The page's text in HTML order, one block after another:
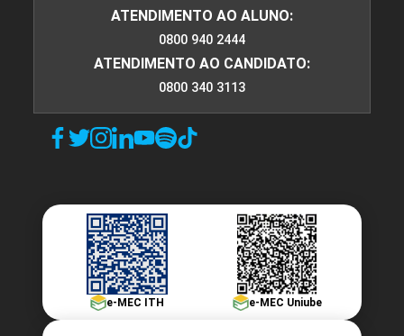
ATENDIMENTO AO ALUNO:
0800 940 2444
ATENDIMENTO AO CANDIDATO:
0800 340 3113
e-MEC ITH e-MEC Uniube